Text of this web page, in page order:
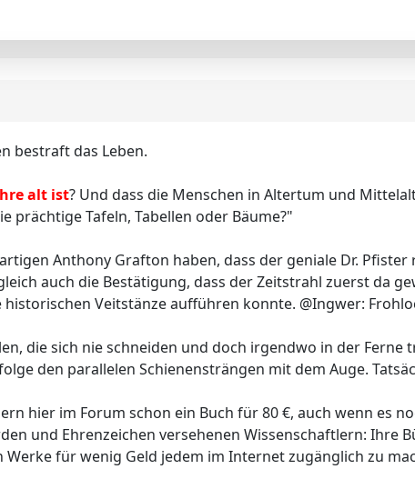
bestraft das Leben.
alt ist? Und dass die Menschen in Altertum und
prächtige Tafeln, Tabellen oder Bäume?"
Anthony Grafton haben, dass der geniale Dr.
auch die Bestätigung, dass der Zeitstrahl zuerst da
Veitstänze aufführen konnte. @Ingwer:
die sich nie schneiden und doch irgendwo in der Ferne
den parallelen Schienensträngen mit dem Auge.
hier im Forum schon ein Buch für 80 €, auch wenn es
und Ehrenzeichen versehenen Wissenschaftlern: Ihre
für wenig Geld jedem im Internet zugänglich zu